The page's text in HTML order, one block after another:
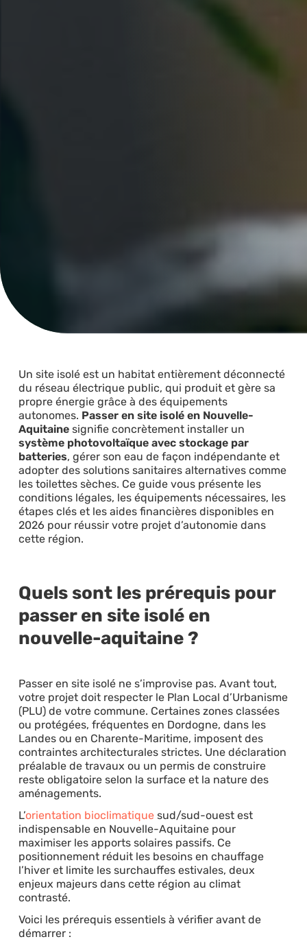
Un site isolé est un habitat entièrement déconnecté
du réseau électrique public, qui produit et gère sa
propre énergie grâce à des équipements
autonomes. Passer en site isolé en Nouvelle-
Aquitainesignifie concrètement installer un
système photovoltaïque avec stockage par
batteries, gérer son eau de façon indépendante et
adopter des solutions sanitaires alternatives comme
les toilettes sèches. Ce guide vous présente les
conditions légales, les équipements nécessaires, les
étapes clés et les aides financières disponibles en
2026 pour réussir votre projet d’autonomie dans
cette région.
Quels sont les prérequis pour
passer en site isolé en
nouvelle-aquitaine ?
Passer en site isolé ne s’improvise pas. Avant tout,
votre projet doit respecter le Plan Local d’Urbanisme
(PLU) de votre commune. Certaines zones classées
ou protégées, fréquentes en Dordogne, dans les
Landes ou en Charente-Maritime, imposent des
contraintes architecturales strictes. Une déclaration
préalable de travaux ou un permis de construire
reste obligatoire selon la surface et la nature des
aménagements.
L’orientation bioclimatiquesud/sud-ouest est
indispensable en Nouvelle-Aquitaine pour
maximiser les apports solaires passifs. Ce
positionnement réduit les besoins en chauffage
l’hiver et limite les surchauffes estivales, deux
enjeux majeurs dans cette région au climat
contrasté.
Voici les prérequis essentiels à vérifier avant de
démarrer :